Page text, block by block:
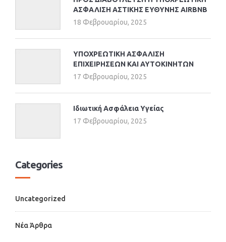
ΑΣΦΑΛΙΣΗ ΑΣΤΙΚΗΣ ΕΥΘΥΝΗΣ AIRBNB
18 Φεβρουαρίου, 2025
ΥΠΟΧΡΕΩΤΙΚΗ ΑΣΦΑΛΙΣΗ
ΕΠΙΧΕΙΡΗΣΕΩΝ ΚΑΙ ΑΥΤΟΚΙΝΗΤΩΝ
17 Φεβρουαρίου, 2025
Ιδιωτική Ασφάλεια Υγείας
17 Φεβρουαρίου, 2025
Categories
Uncategorized
Νέα Άρθρα